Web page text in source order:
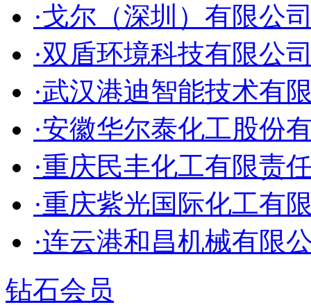
·戈尔（深圳）有限公
·双盾环境科技有限公
·武汉港迪智能技术有
·安徽华尔泰化工股份
·重庆民丰化工有限责
·重庆紫光国际化工有
·连云港和昌机械有限
钻石会员